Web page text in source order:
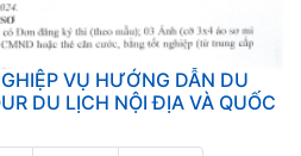
VỤ HƯỚNG DẪN DU
DU LỊCH NỘI ĐỊA VÀ QUỐC